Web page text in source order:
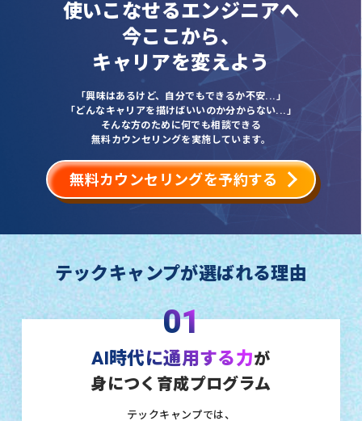
使いこなせるエンジニアへ
今ここから、
キャリアを変えよう
「興味はあるけど、自分でもできるか不安...」
「どんなキャリアを描けばいいのか分からない...」
そんな方のために何でも相談できる
無料カウンセリングを実施しています。
無料カウンセリングを予約する
テックキャンプが選ばれる理由
01
AI時代に通用する力が
身につく育成プログラム
テックキャンプでは、